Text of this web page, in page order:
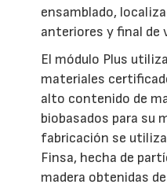
ensamblado,
anteriores y final de
El módulo Plus
materiales
alto contenido de
biobasados para su
fabricación se
Finsa, hecha de
madera obtenidas